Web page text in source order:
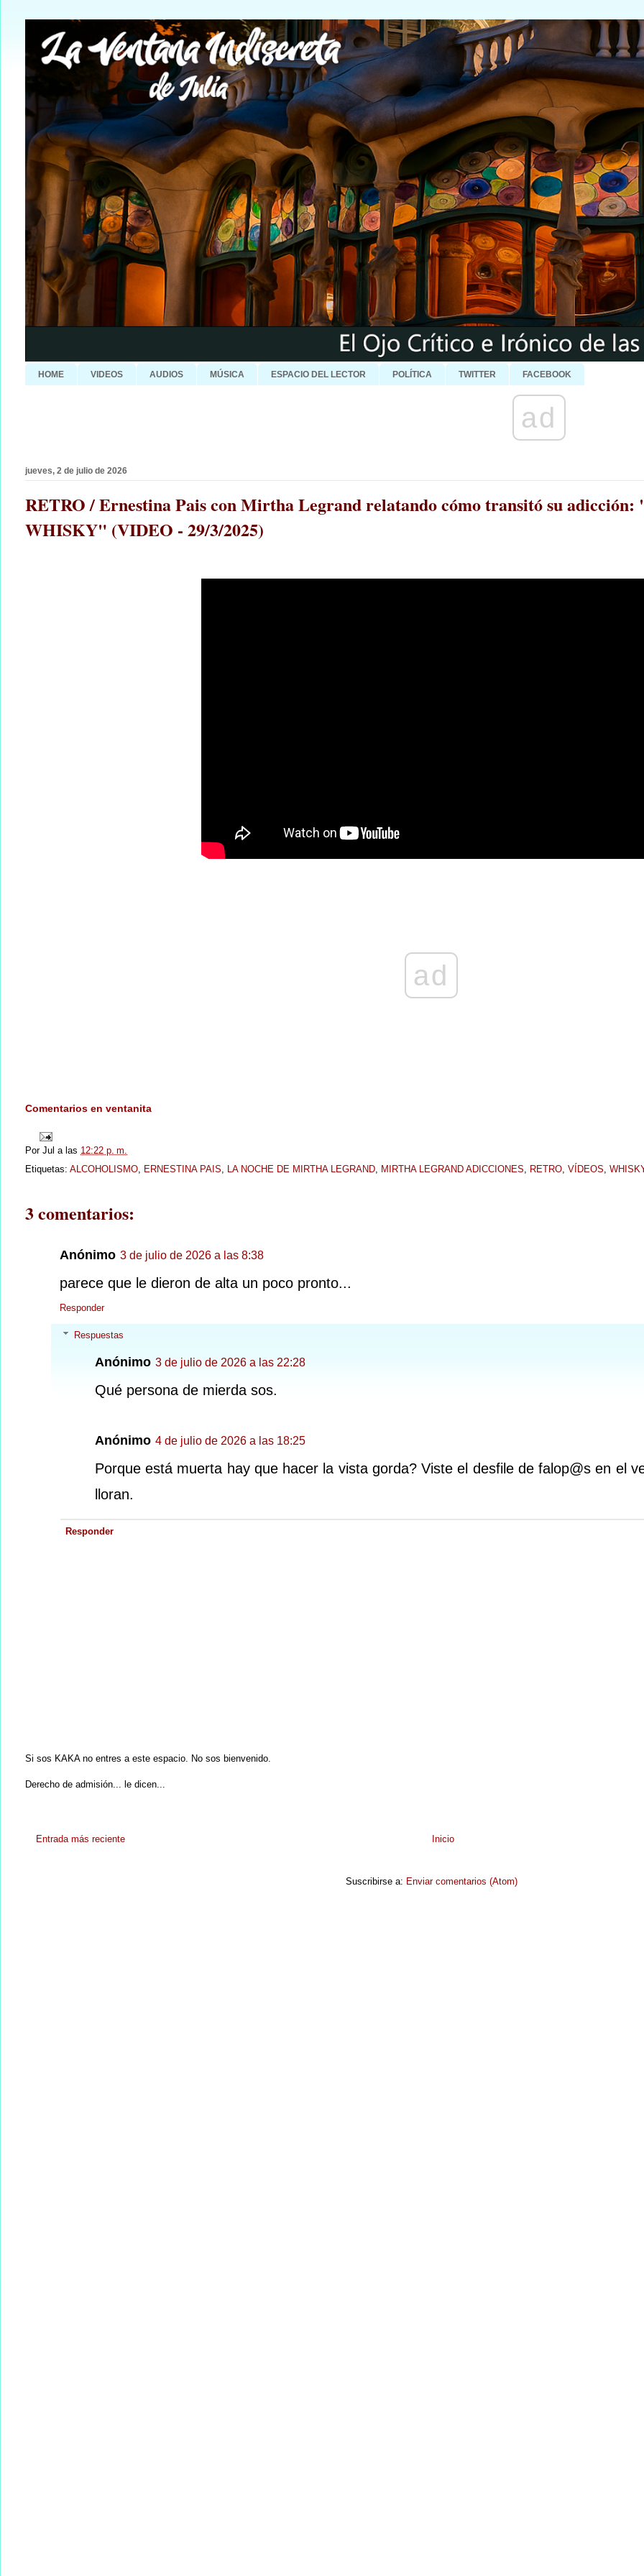
HOME VIDEOS AUDIOS MÚSICA ESPACIO DEL LECTOR POLÍTICA TWITTER FACEBOOK
ad
jueves, 2 de julio de 2026
RETRO / Ernestina Pais con Mirtha Legrand relatando cómo transitó su
WHISKY" (VIDEO - 29/3/2025)
ad
Comentarios en ventanita
Por Jul a las 12:22 p. m.
Etiquetas: ALCOHOLISMO ERNESTINA PAIS LA NOCHE DE MIRTHA LEGRAND MIRTHA LEGRAND ADICCIONES RETRO VÍDEOS
3 comentarios:
Anónimo 3 de julio de 2026 a las 8:38
parece que le dieron de alta un poco pronto...
Responder
Respuestas
Anónimo 3 de julio de 2026 a las 22:28
Qué persona de mierda sos.
Anónimo 4 de julio de 2026 a las 18:25
Porque está muerta hay que hacer la vista gorda? Viste el desfile de falop@s en el
lloran.
Responder
Si sos KAKA no entres a este espacio. No sos bienvenido.
Derecho de admisión... le dicen...
Entrada más reciente Inicio
Suscribirse a: Enviar comentarios (Atom)